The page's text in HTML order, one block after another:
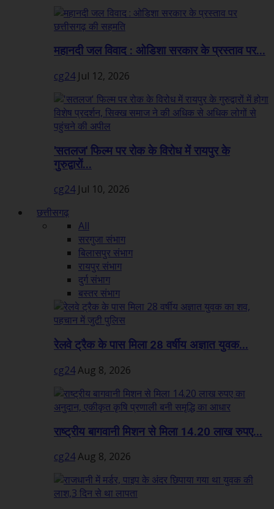
महानदी जल विवाद : ओडिशा सरकार के प्रस्ताव पर...
cg24 Jul 12, 2026
'सतलज' फिल्म पर रोक के विरोध में रायपुर के
गुरुद्वारों...
cg24 Jul 10, 2026
छत्तीसगढ़
All
सरगुजा संभाग
बिलासपुर संभाग
रायपुर संभाग
दुर्ग संभाग
बस्तर संभाग
रेलवे ट्रैक के पास मिला 28 वर्षीय अज्ञात युवक...
cg24Aug 8, 2026
राष्ट्रीय बागवानी मिशन से मिला 14.20 लाख रुपए...
cg24Aug 8, 2026